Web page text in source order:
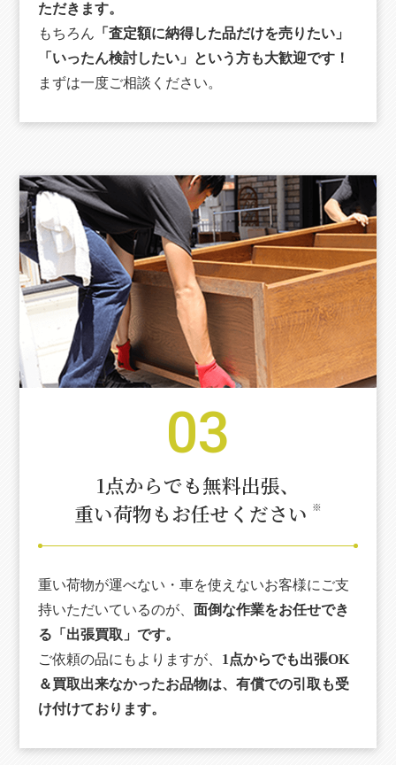
ただきます。
もちろん 「査定額に納得した品だけを売りたい」
「いったん検討したい」という方も大歓迎です！
まずは一度ご相談ください。
03
1点からでも無料出張、
重い荷物もお任せください ※
重い荷物が運べない・車を使えないお客様にご支
持いただいているのが、 面倒な作業をお任せでき
る「出張買取」です。
ご依頼の品にもよりますが、 1点からでも出張OK
＆買取出来なかったお品物は、有償での引取も受
け付けております。